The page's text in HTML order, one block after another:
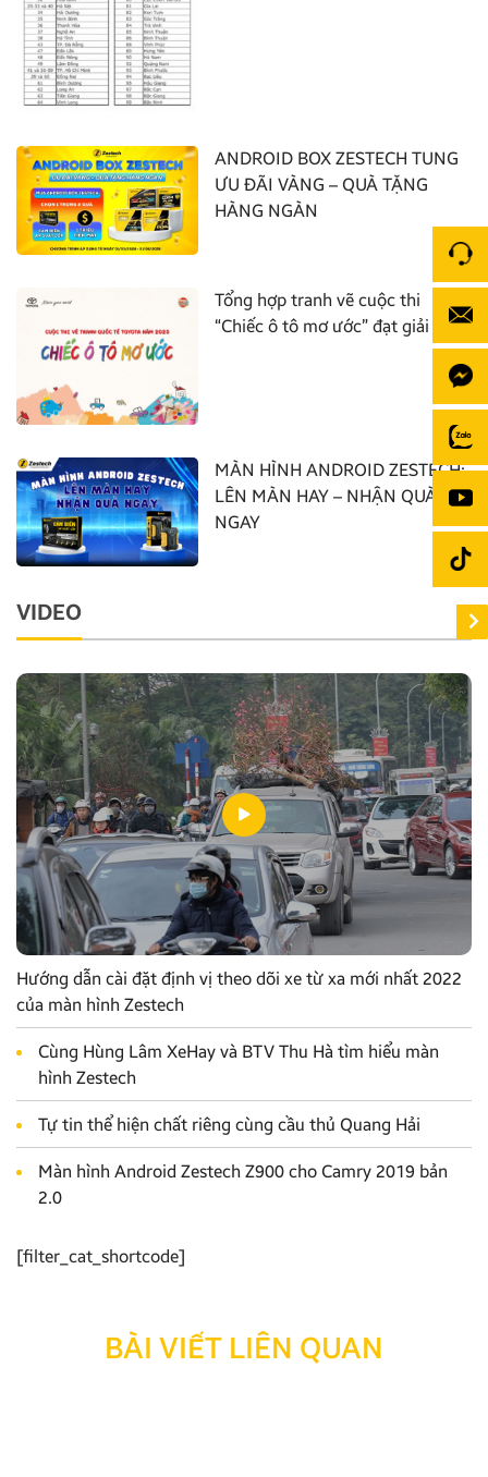
ANDROID BOX ZESTECH TUNG
ƯU ĐÃI VÀNG – QUÀ TẶNG
HÀNG NGÀN
Tổng hợp tranh vẽ cuộc thi
“Chiếc ô tô mơ ước” đạt giải nhất
MÀN HÌNH ANDROID ZESTECH:
LÊN MÀN HAY – NHẬN QUÀ
NGAY
VIDEO
Hướng dẫn cài đặt định vị theo dõi xe từ xa mới nhất 2022
của màn hình Zestech
Cùng Hùng Lâm XeHay và BTV Thu Hà tìm hiểu màn
hình Zestech
Tự tin thể hiện chất riêng cùng cầu thủ Quang Hải
Màn hình Android Zestech Z900 cho Camry 2019 bản
2.0
[filter_cat_shortcode]
BÀI VIẾT LIÊN QUAN